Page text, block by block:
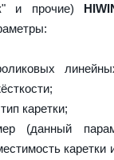
и прочие)
каретки;
(данный
каретки